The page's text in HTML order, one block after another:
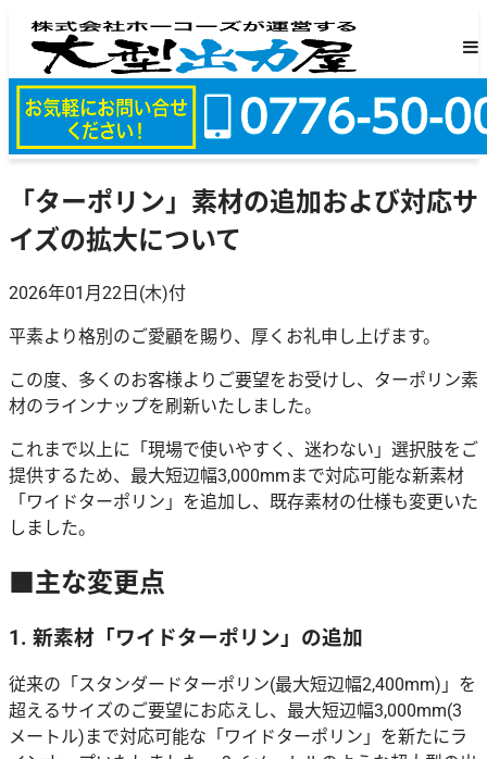
「ターポリン」素材の追加および対応サ
イズの拡大について
2026年01月22日(木)付
平素より格別のご愛顧を賜り、厚くお礼申し上げます。
この度、多くのお客様よりご要望をお受けし、ターポリン素
材のラインナップを刷新いたしました。
これまで以上に「現場で使いやすく、迷わない」選択肢をご
提供するため、最大短辺幅3,000mmまで対応可能な新素材
「ワイドターポリン」を追加し、既存素材の仕様も変更いた
しました。
■主な変更点
1. 新素材「ワイドターポリン」の追加
従来の「スタンダードターポリン(最大短辺幅2,400mm)」を
超えるサイズのご要望にお応えし、最大短辺幅3,000mm(3
メートル)まで対応可能な「ワイドターポリン」を新たにラ